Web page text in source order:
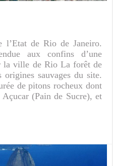
de Rio de Janeiro.
aux confins d’une
la ville de Rio La forêt de
sauvages du site.
de pitons rocheux dont
(Pain de Sucre), et